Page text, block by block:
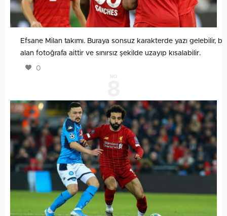
Efsane Milan takımı. Buraya sonsuz karakterde yazı gelebilir, bu
alan fotoğrafa aittir ve sınırsız şekilde uzayıp kısalabilir.
0
NO